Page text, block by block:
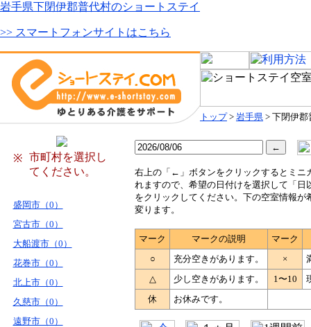
岩手県下閉伊郡普代村のショートステイ
>> スマートフォンサイトはこちら
トップ> 岩手県 > 下閉伊郡
※
市町村を選択し
てください。
盛岡市（0）
宮古市（0）
大船渡市（0）
花巻市（0）
北上市（0）
久慈市（0）
遠野市（0）
右上の「←」ボタンをクリックするとミニ
れますので、希望の日付けを選択して「日
をクリックしてください。下の空室情報が
変ります。
マーク マークの説明
マーク
○
充分空きがあります。 ×
△
少し空きがあります。 1〜10
休
お休みです。